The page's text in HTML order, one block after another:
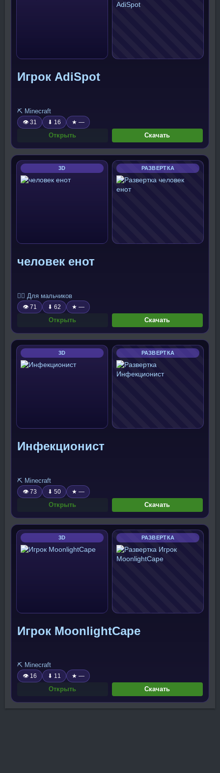
Игрок AdiSpot
⛏️ Minecraft
👁 31 ⬇ 16 ★ —
Открыть Скачать
3D РАЗВЕРТКА
человек енот
🧍‍♂️ Для мальчиков
👁 71 ⬇ 62 ★ —
Открыть Скачать
3D РАЗВЕРТКА
Инфекционист
⛏️ Minecraft
👁 73 ⬇ 50 ★ —
Открыть Скачать
3D РАЗВЕРТКА
Игрок MoonlightCape
⛏️ Minecraft
👁 16 ⬇ 11 ★ —
Открыть Скачать